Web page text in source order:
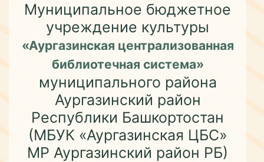
Муниципальное бюджетное
учреждение культуры
«Аургазинская централизованная
библиотечная система»
муниципального района
Аургазинский район
Республики Башкортостан
(МБУК «Аургазинская ЦБС»
МР Аургазинский район РБ)